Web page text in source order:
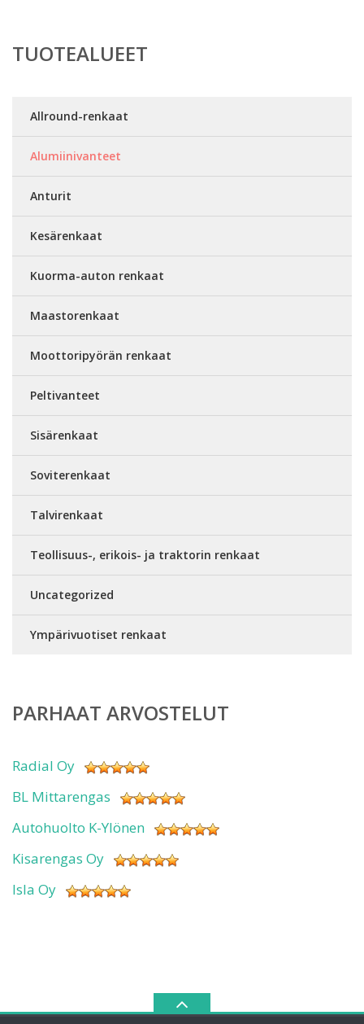
TUOTEALUEET
Allround-renkaat
Alumiinivanteet
Anturit
Kesärenkaat
Kuorma-auton renkaat
Maastorenkaat
Moottoripyörän renkaat
Peltivanteet
Sisärenkaat
Soviterenkaat
Talvirenkaat
Teollisuus-, erikois- ja traktorin renkaat
Uncategorized
Ympärivuotiset renkaat
PARHAAT ARVOSTELUT
Radial Oy
BL Mittarengas
Autohuolto K-Ylönen
Kisarengas Oy
Isla Oy